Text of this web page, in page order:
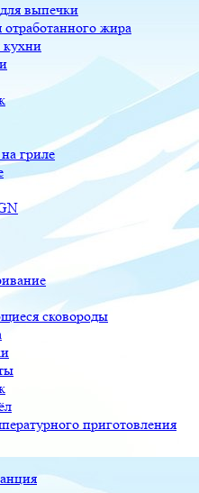
выпечки
отработанного жира
кухни
гриле
сковороды
приготовления